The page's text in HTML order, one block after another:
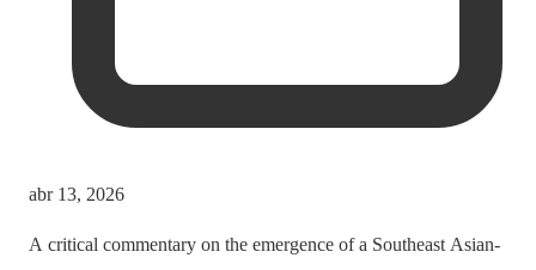
abr 13, 2026
A critical commentary on the emergence of a Southeast Asian-